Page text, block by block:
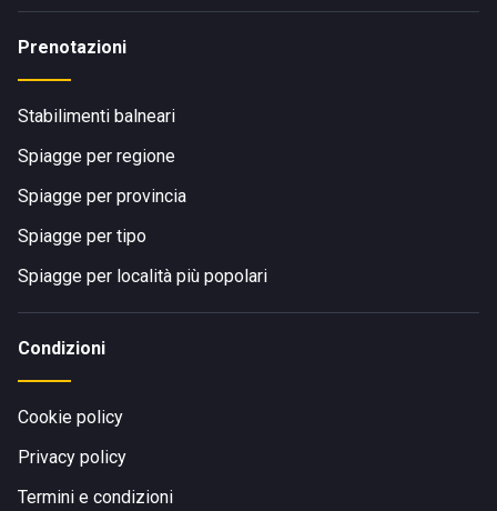
Prenotazioni
Stabilimenti balneari
Spiagge per regione
Spiagge per provincia
Spiagge per tipo
Spiagge per località più popolari
Condizioni
Cookie policy
Privacy policy
Termini e condizioni